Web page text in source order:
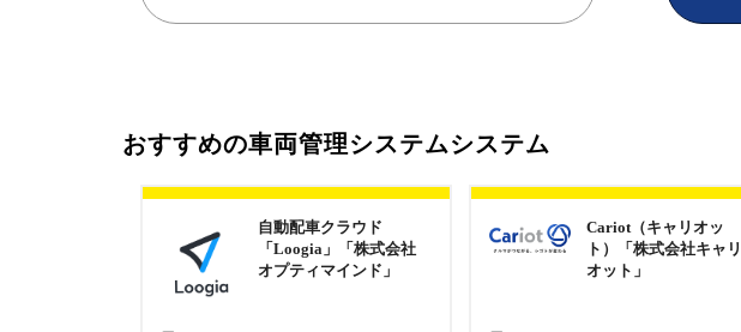
おすすめの車両管理システムシステム
自動配車クラウド
「Loogia」「株式会社
オプティマインド」
Cariot（キャリオッ
ト）「株式会社キャリ
オット」